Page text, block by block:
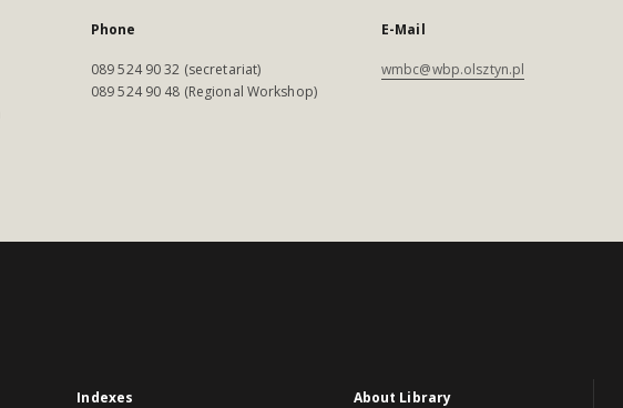
Phone
089 524 90 32 (secretariat)
089 524 90 48 (Regional Workshop)
E-Mail
wmbc@wbp.olsztyn.pl
Indexes About Library